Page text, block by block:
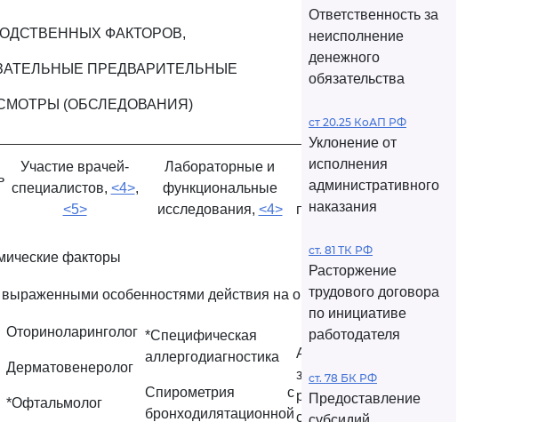
ФАКТОРОВ,
ПРЕДВАРИТЕЛЬНЫЕ
(ОБСЛЕДОВАНИЯ)
Участие врачей-
специалистов, <4>,
<5>
Лабораторные и
функциональные
исследования, <4>
Дополнительные
медицинские
противопоказания
факторы
особенностями действия на организм
Оториноларинголог
Дерматовенеролог
*Офтальмолог
*Специфическая
аллергодиагностика
Спирометрия с
бронходилятационной
Аллергические
заболевания
различных органов и
систем.
Ответственность за
неисполнение
денежного
обязательства
ст 20.25 КоАП РФ
Уклонение от
исполнения
административного
наказания
ст. 81 ТК РФ
Расторжение
трудового договора
по инициативе
работодателя
ст. 78 БК РФ
Предоставление